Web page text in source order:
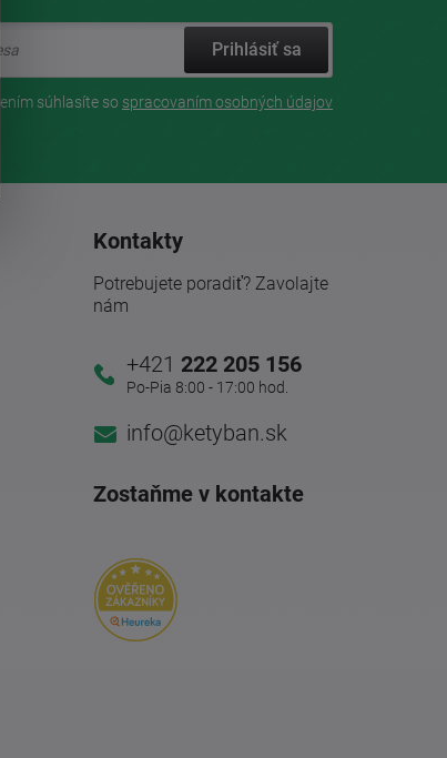
Prihlásiť sa
súhlasíte so spracovaním osobných údajov
Kontakty
Potrebujete poradiť? Zavolajte
nám
+421 222 205 156
Po-Pia 8:00 - 17:00 hod.
info@ketyban.sk
Zostaňme v kontakte